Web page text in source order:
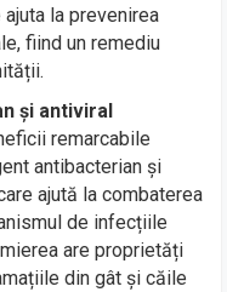
la prevenirea
fiind un remediu
și antiviral
remarcabile
antibacterian și
ajută la combaterea
de infecțiile
are proprietăți
din gât și căile